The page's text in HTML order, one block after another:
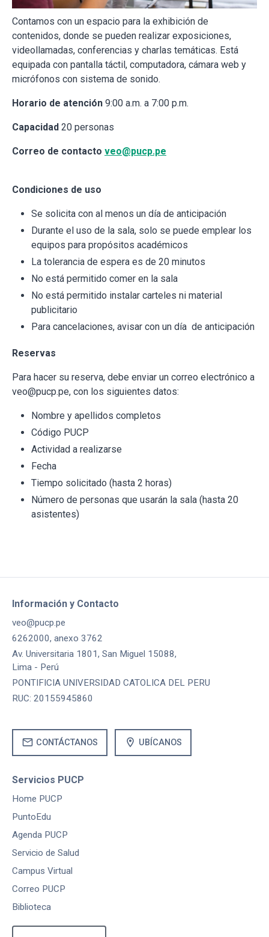
Contamos con un espacio para la exhibición de
contenidos, donde se pueden realizar exposiciones,
videollamadas, conferencias y charlas temáticas. Está
equipada con pantalla táctil, computadora, cámara web y
micrófonos con sistema de sonido.
Horario de atención 9:00 a.m. a 7:00 p.m.
Capacidad 20 personas
Correo de contacto veo@pucp.pe
Condiciones de uso
Se solicita con al menos un día de anticipación
Durante el uso de la sala, solo se puede emplear los
equipos para propósitos académicos
La tolerancia de espera es de 20 minutos
No está permitido comer en la sala
No está permitido instalar carteles ni material
publicitario
Para cancelaciones, avisar con un día de anticipación
Reservas
Para hacer su reserva, debe enviar un correo electrónico a
veo@pucp.pe, con los siguientes datos:
Nombre y apellidos completos
Código PUCP
Actividad a realizarse
Fecha
Tiempo solicitado (hasta 2 horas)
Número de personas que usarán la sala (hasta 20
asistentes)
Información y Contacto
veo@pucp.pe
6262000, anexo 3762
Av. Universitaria 1801, San Miguel 15088,
Lima - Perú
PONTIFICIA UNIVERSIDAD CATOLICA DEL PERU
RUC: 20155945860
mail CONTÁCTANOS location_on UBÍCANOS
Servicios PUCP
Home PUCP
PuntoEdu
Agenda PUCP
Servicio de Salud
Campus Virtual
Correo PUCP
Biblioteca